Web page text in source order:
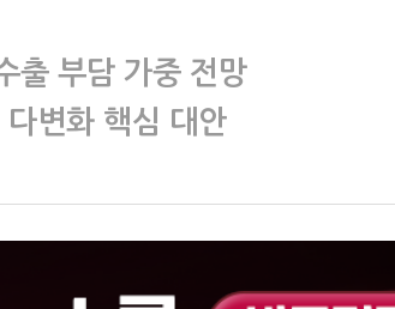
출 부담 가중 전망
변화 핵심 대안